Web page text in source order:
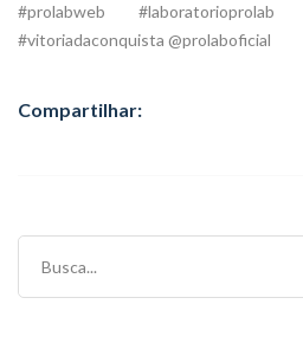
#prolabweb #laboratorioprolab
#vitoriadaconquista @prolaboficial
Compartilhar:
Busca...